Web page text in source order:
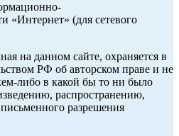
«Интернет» (для сетевого
на данном сайте, охраняется в
РФ об авторском праве и не
либо в какой бы то ни было
распространению,
разрешения